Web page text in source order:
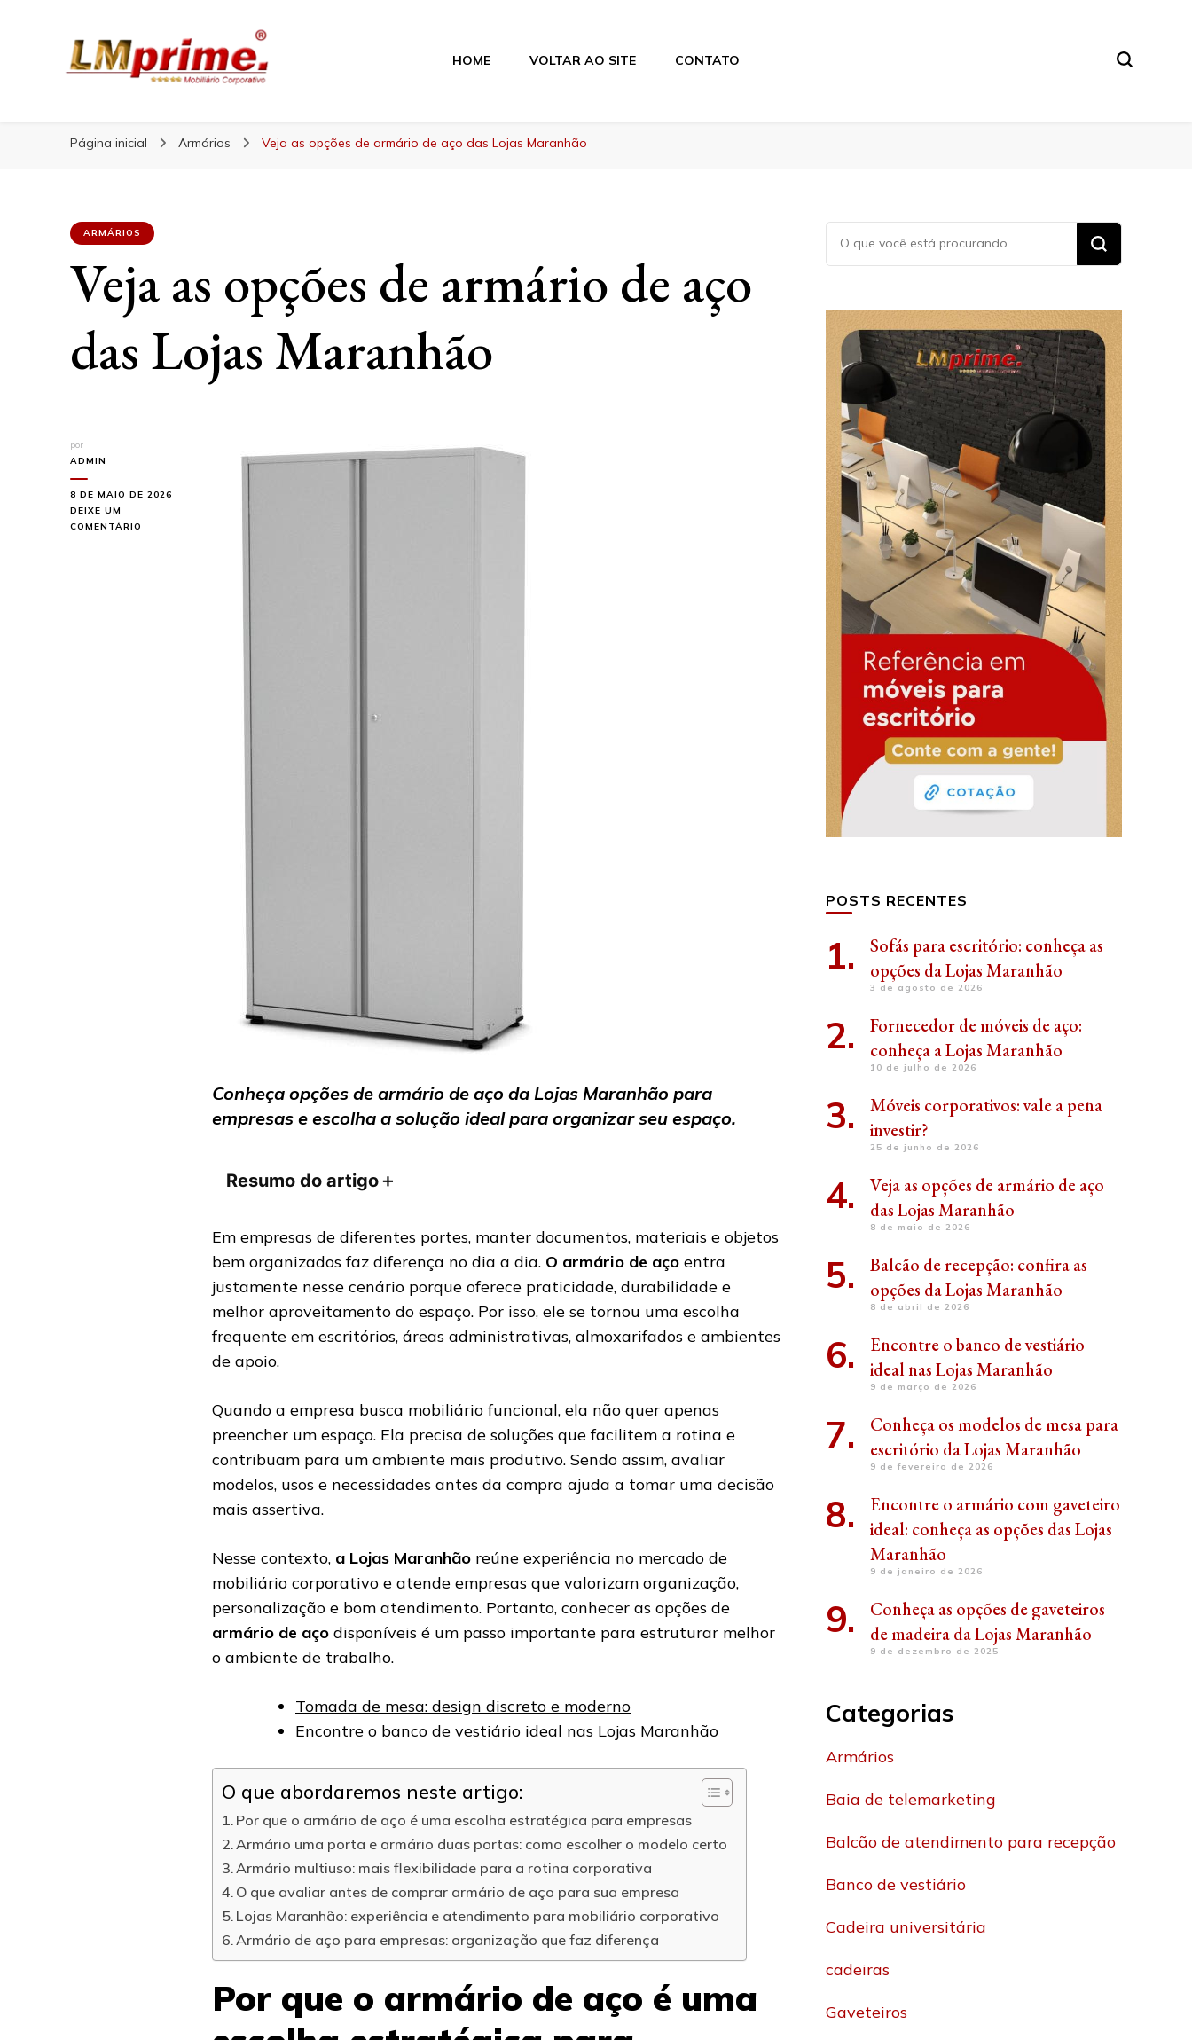
Blog Lojas Maranhão
Blog Lojas Maranhão
HOME VOLTAR AO SITE CONTATO
Página inicial Armários Veja as opções de armário de aço das Lojas Maranhão
ARMÁRIOS
Veja as opções de armário de aço
das Lojas Maranhão
por
ADMIN
8 DE MAIO DE 2026
DEIXE UM
COMENTÁRIO
Conheça opções de armário de aço da Lojas Maranhão para
empresas e escolha a solução ideal para organizar seu espaço.
Resumo do artigo＋
Em empresas de diferentes portes, manter documentos, materiais e objetos
bem organizados faz diferença no dia a dia. O armário de aço entra
justamente nesse cenário porque oferece praticidade, durabilidade e
melhor aproveitamento do espaço. Por isso, ele se tornou uma escolha
frequente em escritórios, áreas administrativas, almoxarifados e ambientes
de apoio.
Quando a empresa busca mobiliário funcional, ela não quer apenas
preencher um espaço. Ela precisa de soluções que facilitem a rotina e
contribuam para um ambiente mais produtivo. Sendo assim, avaliar
modelos, usos e necessidades antes da compra ajuda a tomar uma decisão
mais assertiva.
Nesse contexto, a Lojas Maranhão reúne experiência no mercado de
mobiliário corporativo e atende empresas que valorizam organização,
personalização e bom atendimento. Portanto, conhecer as opções de
armário de aço disponíveis é um passo importante para estruturar melhor
o ambiente de trabalho.
Tomada de mesa: design discreto e moderno
Encontre o banco de vestiário ideal nas Lojas Maranhão
O que abordaremos neste artigo:
Por que o armário de aço é uma escolha estratégica para empresas
Armário uma porta e armário duas portas: como escolher o modelo certo
Armário multiuso: mais flexibilidade para a rotina corporativa
O que avaliar antes de comprar armário de aço para sua empresa
Lojas Maranhão: experiência e atendimento para mobiliário corporativo
Armário de aço para empresas: organização que faz diferença
Por que o armário de aço é uma
Procurando
algo?
POSTS RECENTES
Sofás para escritório: conheça as
opções da Lojas Maranhão
3 de agosto de 2026
Fornecedor de móveis de aço:
conheça a Lojas Maranhão
10 de julho de 2026
Móveis corporativos: vale a pena
investir?
25 de junho de 2026
Veja as opções de armário de aço
das Lojas Maranhão
8 de maio de 2026
Balcão de recepção: confira as
opções da Lojas Maranhão
8 de abril de 2026
Encontre o banco de vestiário
ideal nas Lojas Maranhão
9 de março de 2026
Conheça os modelos de mesa para
escritório da Lojas Maranhão
9 de fevereiro de 2026
Encontre o armário com gaveteiro
ideal: conheça as opções das Lojas
Maranhão
9 de janeiro de 2026
Conheça as opções de gaveteiros
de madeira da Lojas Maranhão
9 de dezembro de 2025
Categorias
Armários
Baia de telemarketing
Balcão de atendimento para recepção
Banco de vestiário
Cadeira universitária
cadeiras
Gaveteiros